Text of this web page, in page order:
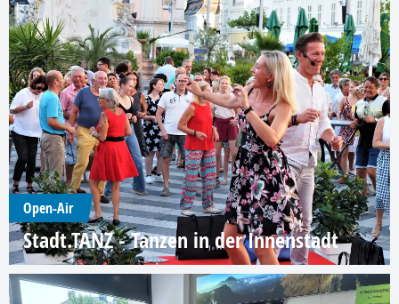
Open-Air
Stadt.TANZ - Tanzen in der Innenstadt